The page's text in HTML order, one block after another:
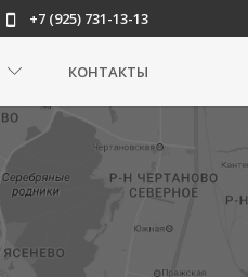
+7 (925) 731-13-13
КОНТАКТЫ